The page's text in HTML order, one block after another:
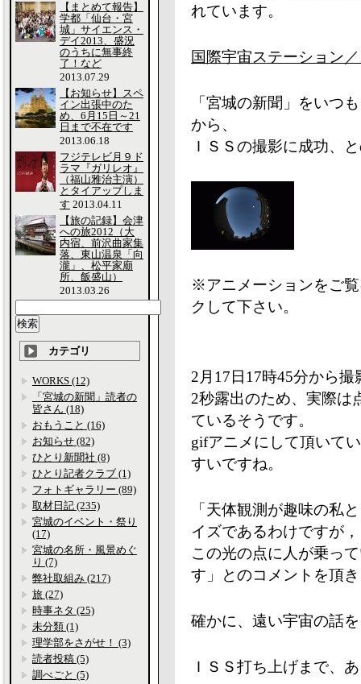
れています。
国際宇宙ステーション
「宮城の新聞」をいつ
から、
ＩＳＳの撮影に成功、
※アニメーションをご
クして下さい。
2月17日17時45分から撮
2秒露出のため、実際は
ているそうです。
gifアニメにして頂いて
すいですね。
「天体観測が趣味の私
イズであるわけですが，
この光の点に人が乗っ
す」とのコメントを頂
確かに、遠い宇宙の話
ＩＳＳ打ち上げまで、
【まとめて報告】
学都「仙台・宮
城」サイエンス・
デイ2013、盛況
のうちに無事終
了！など
2013.07.29
【お知らせ】スペ
イン出張中のた
め、6月15日～21
日まで不在です
2013.06.18
フジテレビ月９ド
ラマ『ガリレオ』
（福山雅治主演）
とタイアップしま
す 2013.04.11
【旅の記録】会津
への旅2012（大
内宿、前沢曲家集
落、東山温泉「向
瀧」、松平家廟
所、飯盛山）
2013.03.26
カテゴリ
WORKS (12)
「宮城の新聞」読者の
皆さん (18)
おもうこと (16)
お知らせ (82)
ひとり新聞社 (8)
ひとり記者クラブ (1)
フォトギャラリー (89)
取材日記 (235)
宮城のイベント・祭り
(17)
宮城の名所・風景めぐ
り (7)
弊社取組み (217)
旅 (27)
時事ネタ (25)
未分類 (1)
理学部をさがせ！ (3)
読者投稿 (5)
調べごと (5)